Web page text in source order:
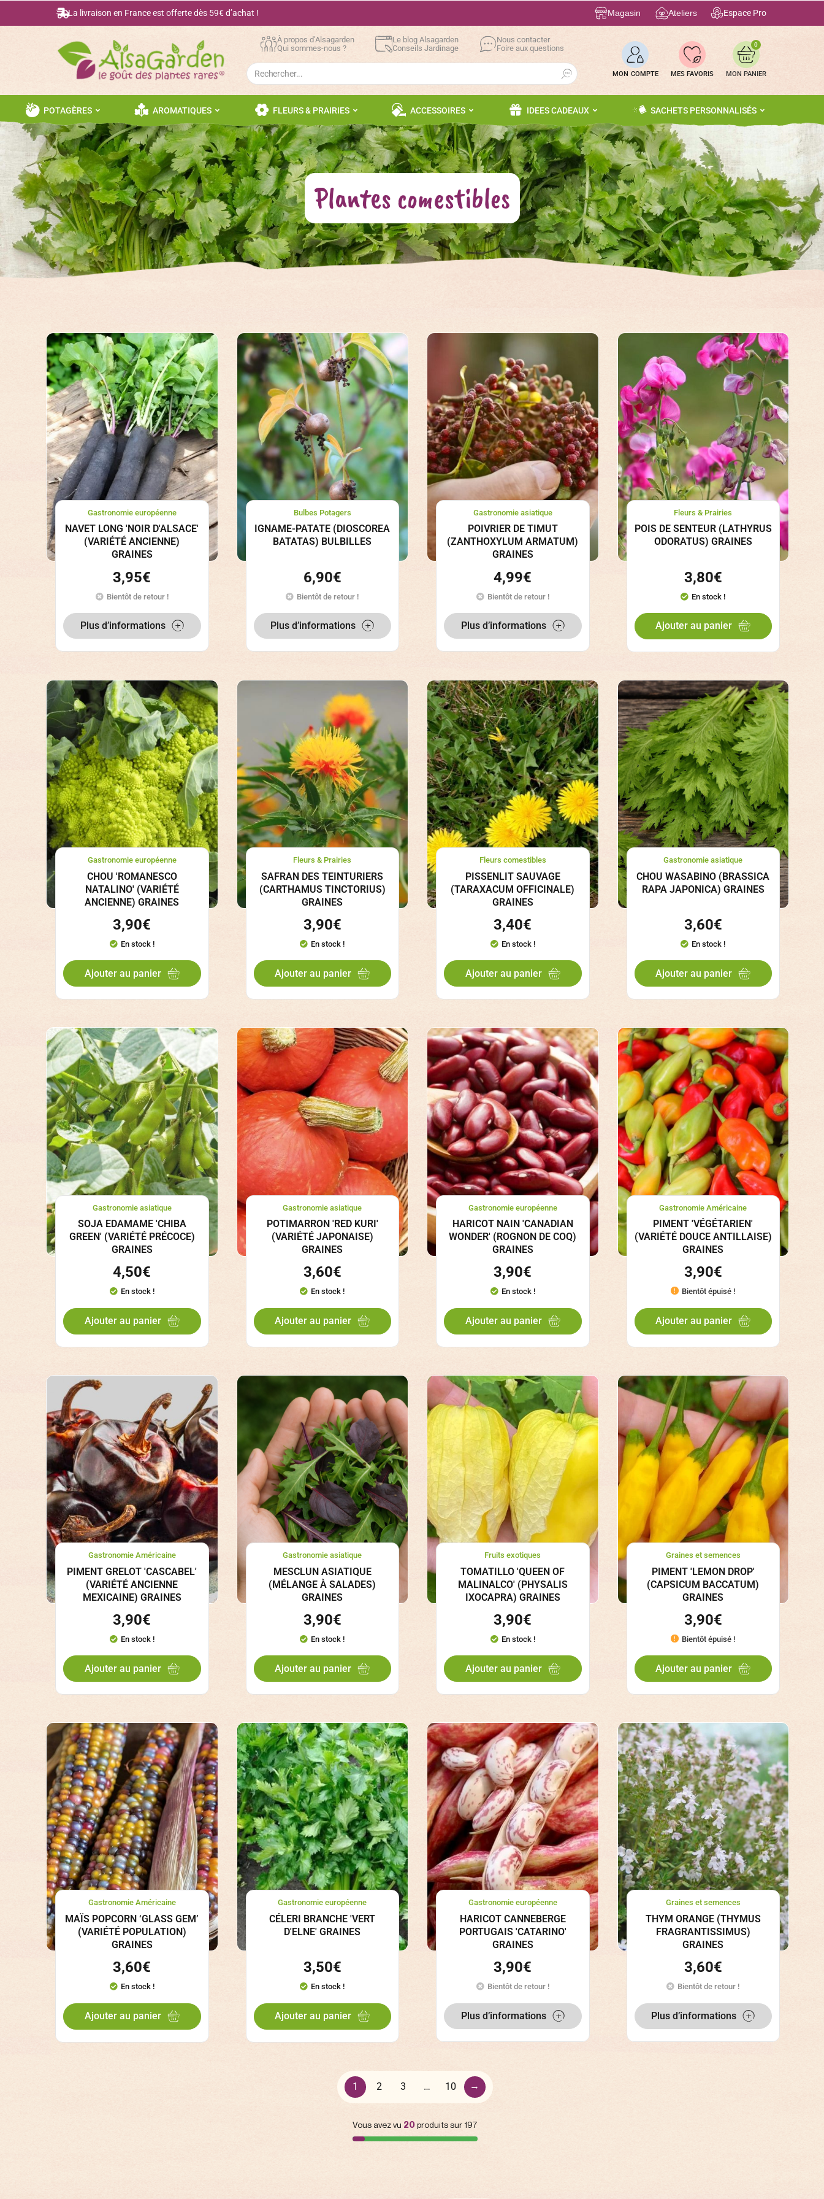
La livraison en France est offerte dès 59€ d’achat ! Magasin Ateliers Espace Pro
À propos d’Alsagarden
Qui sommes-nous ?
Le blog Alsagarden
Conseils Jardinage
Nous contacter
Foire aux questions
Search
for:
Search Button
MON COMPTE MES FAVORIS
0
POTAGÈRES AROMATIQUES FLEURS & PRAIRIES ACCESSOIRES IDEES CADEAUX SACHETS PERSONNALISÉS
Plantes comestibles
Gastronomie européenne
NAVET LONG 'NOIR D'ALSACE'
(VARIÉTÉ ANCIENNE)
GRAINES
3,95€
Bientôt de retour !
Plus d’informations
Bulbes Potagers
IGNAME-PATATE (DIOSCOREA
BATATAS) BULBILLES
6,90€
Bientôt de retour !
Plus d’informations
Gastronomie asiatique
POIVRIER DE TIMUT
(ZANTHOXYLUM ARMATUM)
GRAINES
4,99€
Bientôt de retour !
Plus d’informations
Fleurs & Prairies
POIS DE SENTEUR (LATHYRUS
ODORATUS) GRAINES
3,80€
En stock !
Ajouter au panier
Gastronomie européenne
CHOU 'ROMANESCO
NATALINO' (VARIÉTÉ
ANCIENNE) GRAINES
3,90€
En stock !
Ajouter au panier
Fleurs & Prairies
SAFRAN DES TEINTURIERS
(CARTHAMUS TINCTORIUS)
GRAINES
3,90€
En stock !
Ajouter au panier
Fleurs comestibles
PISSENLIT SAUVAGE
(TARAXACUM OFFICINALE)
GRAINES
3,40€
En stock !
Ajouter au panier
Gastronomie asiatique
CHOU WASABINO (BRASSICA
RAPA JAPONICA) GRAINES
3,60€
En stock !
Ajouter au panier
Gastronomie asiatique
SOJA EDAMAME 'CHIBA
GREEN' (VARIÉTÉ PRÉCOCE)
GRAINES
4,50€
En stock !
Ajouter au panier
Gastronomie asiatique
POTIMARRON 'RED KURI'
(VARIÉTÉ JAPONAISE)
GRAINES
3,60€
En stock !
Ajouter au panier
Gastronomie européenne
HARICOT NAIN 'CANADIAN
WONDER' (ROGNON DE COQ)
GRAINES
3,90€
En stock !
Ajouter au panier
Gastronomie Américaine
PIMENT 'VÉGÉTARIEN'
(VARIÉTÉ DOUCE ANTILLAISE)
GRAINES
3,90€
Bientôt épuisé !
Ajouter au panier
Gastronomie Américaine
PIMENT GRELOT 'CASCABEL'
(VARIÉTÉ ANCIENNE
MEXICAINE) GRAINES
3,90€
En stock !
Ajouter au panier
Gastronomie asiatique
MESCLUN ASIATIQUE
(MÉLANGE À SALADES)
GRAINES
3,90€
En stock !
Ajouter au panier
Fruits exotiques
TOMATILLO 'QUEEN OF
MALINALCO' (PHYSALIS
IXOCAPRA) GRAINES
3,90€
En stock !
Ajouter au panier
Graines et semences
PIMENT 'LEMON DROP'
(CAPSICUM BACCATUM)
GRAINES
3,90€
Bientôt épuisé !
Ajouter au panier
Gastronomie Américaine
MAÏS POPCORN ‘GLASS GEM’
(VARIÉTÉ POPULATION)
GRAINES
3,60€
En stock !
Ajouter au panier
Gastronomie européenne
CÉLERI BRANCHE 'VERT
D'ELNE' GRAINES
3,50€
En stock !
Ajouter au panier
Gastronomie européenne
HARICOT CANNEBERGE
PORTUGAIS 'CATARINO'
GRAINES
3,90€
Bientôt de retour !
Plus d’informations
Graines et semences
THYM ORANGE (THYMUS
FRAGRANTISSIMUS)
GRAINES
3,60€
Bientôt de retour !
Plus d’informations
1 2 3 … 10 →
Vous avez vu 20produits sur 197